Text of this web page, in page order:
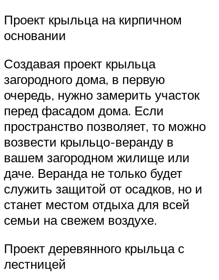
Проект крыльца на кирпичном
основании
Создавая проект крыльца
загородного дома, в первую
очередь, нужно замерить участок
перед фасадом дома. Если
пространство позволяет, то можно
возвести крыльцо-веранду в
вашем загородном жилище или
даче. Веранда не только будет
служить защитой от осадков, но и
станет местом отдыха для всей
семьи на свежем воздухе.
Проект деревянного крыльца с
лестницей